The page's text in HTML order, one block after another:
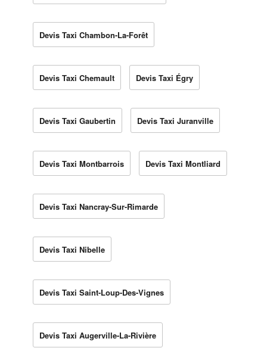
Devis Taxi Chambon-La-Forêt
Devis Taxi Chemault Devis Taxi Égry
Devis Taxi Gaubertin Devis Taxi Juranville
Devis Taxi Montbarrois Devis Taxi Montliard
Devis Taxi Nancray-Sur-Rimarde
Devis Taxi Nibelle
Devis Taxi Saint-Loup-Des-Vignes
Devis Taxi Augerville-La-Rivière